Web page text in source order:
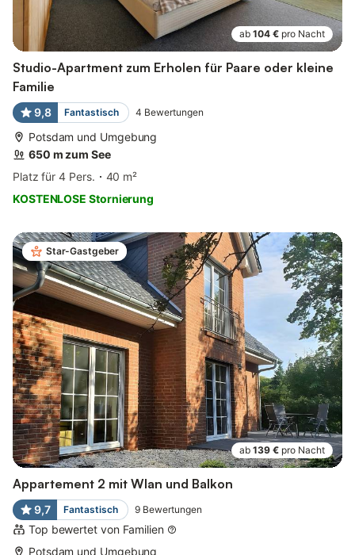
ab 104 € pro Nacht
Studio-Apartment zum Erholen für Paare oder kleine
Familie
9,8 Fantastisch 4 Bewertungen
Potsdam und Umgebung
650 m zum See
Platz für 4 Pers.
40 m²
KOSTENLOSE Stornierung
Star-Gastgeber
ab 139 € pro Nacht
Appartement 2 mit Wlan und Balkon
9,7 Fantastisch 9 Bewertungen
Top bewertet von Familien
Potsdam und Umgebung